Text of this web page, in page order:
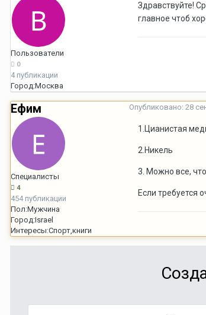
Пользователи
0
4 публикации
Город:Москва
Здравствуйте!
главное чтоб
Ефим
Специалисты
4
454 публикации
Пол:Мужчина
Город:Israel
Интересы:Спорт,книги
Опубликовано: 28
1.Цианистая
2.Никель
3. Можно все,
Если требуется